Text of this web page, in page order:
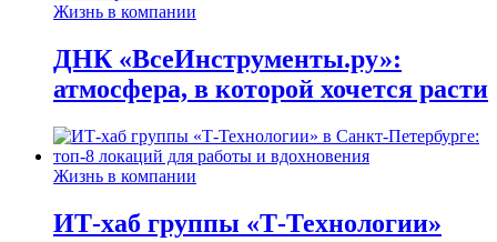
Жизнь в компании
ДНК «ВсеИнструменты.ру»:
атмосфера, в которой хочется расти
Жизнь в компании
ИТ-хаб группы «Т-Технологии»